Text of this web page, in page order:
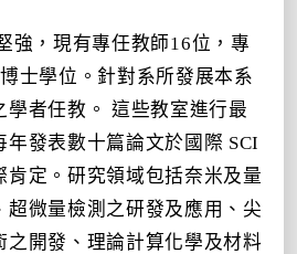
強，現有專任教師16位，專
士學位 。針對系所發展本系
者任教。 這些教室進行最
年發表數十篇論文於國際 SCI
肯定。研究領域包括奈米及量
超微量檢測之研發及應用、尖
之開發、理論計算化學及材料